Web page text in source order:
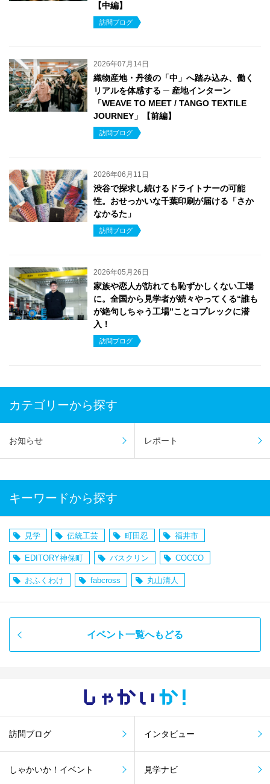
【中編】
訪問ブログ
2026年07月14日
織物産地・丹後の「中」へ踏み込み、働く
リアルを体感する ─ 産地インターン
「WEAVE TO MEET / TANGO TEXTILE
JOURNEY」【前編】
訪問ブログ
2026年06月11日
渋谷で探求し続けるドライトナーの可能
性。おせっかいな千葉印刷が届ける「さか
なかるた」
訪問ブログ
2026年05月26日
家族や恋人が訪れても恥ずかしくない工場
に。全国から見学者が続々やってくる“誰も
が絶句しちゃう工場”ことコプレックに潜
入！
訪問ブログ
カテゴリーから探す
お知らせ レポート
キーワードから探す
見学 伝統工芸 町田忍 福井市
EDITORY神保町 バスクリン COCCO
おふくわけ fabcross 丸山清人
イベント一覧へもどる
しゃかい か！
訪問ブログ インタビュー
しゃかいか！イベント 見学ナビ